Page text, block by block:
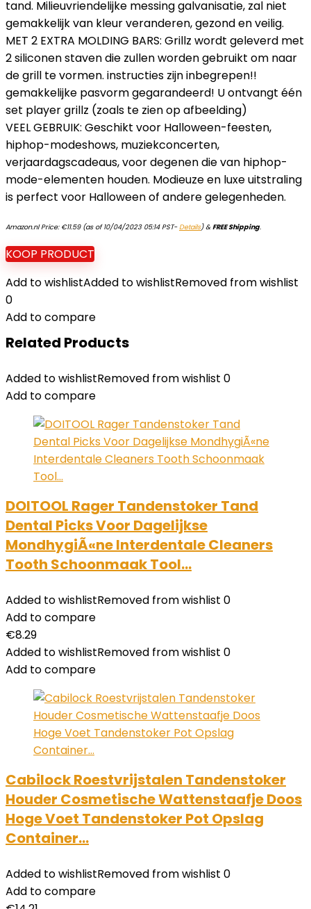
tand. Milieuvriendelijke messing galvanisatie, zal niet
gemakkelijk van kleur veranderen, gezond en veilig.
MET 2 EXTRA MOLDING BARS: Grillz wordt geleverd met
2 siliconen staven die zullen worden gebruikt om naar
de grill te vormen. instructies zijn inbegrepen!!
gemakkelijke pasvorm gegarandeerd! U ontvangt één
set player grillz (zoals te zien op afbeelding)
VEEL GEBRUIK: Geschikt voor Halloween-feesten,
hiphop-modeshows, muziekconcerten,
verjaardagscadeaus, voor degenen die van hiphop-
mode-elementen houden. Modieuze en luxe uitstraling
is perfect voor Halloween of andere gelegenheden.
Amazon.nl Price: €11.59(as of 10/04/2023 05:14 PST-Details)&FREE Shipping.
KOOP PRODUCT
Add to wishlistAdded to wishlistRemoved from wishlist
0
Add to compare
Related Products
Added to wishlistRemoved from wishlist 0
Add to compare
DOITOOL Rager Tandenstoker Tand
Dental Picks Voor Dagelijkse
MondhygiÃ«ne Interdentale Cleaners
Tooth Schoonmaak Tool…
Added to wishlistRemoved from wishlist 0
Add to compare
€8.29
Added to wishlistRemoved from wishlist 0
Add to compare
Cabilock Roestvrijstalen Tandenstoker
Houder Cosmetische Wattenstaafje Doos
Hoge Voet Tandenstoker Pot Opslag
Container…
Added to wishlistRemoved from wishlist 0
Add to compare